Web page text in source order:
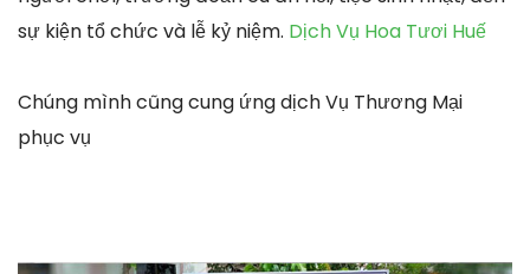
sự kiện tổ chức và lễ kỷ niệm. Dịch Vụ Hoa Tươi Huế
Chúng mình cũng cung ứng dịch Vụ Thương Mại
phục vụ